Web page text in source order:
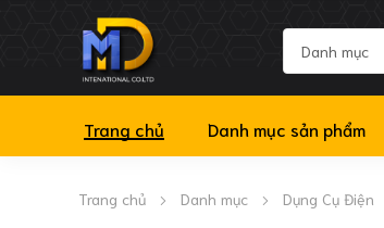
Trang chủ Danh mục sản phẩm
Trang chủ Danh mục Dụng Cụ Điện